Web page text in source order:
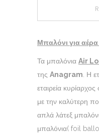
Μπαλόνι για
Τα μπαλόνια Air
της Anagram . Η
εταιρεία
με την καλύτερη
απλά λάτεξ
μπαλόνια( foil